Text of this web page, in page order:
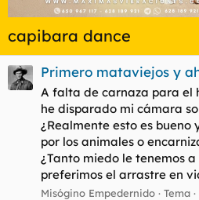
capibara dance
Primero mataviejos y
A falta de carnaza para el
he disparado mi cámara
¿Realmente esto es bueno
por los animales o
¿Tanto miedo le tenemos
preferimos el arrastre en
Misógino Empedernido Tema